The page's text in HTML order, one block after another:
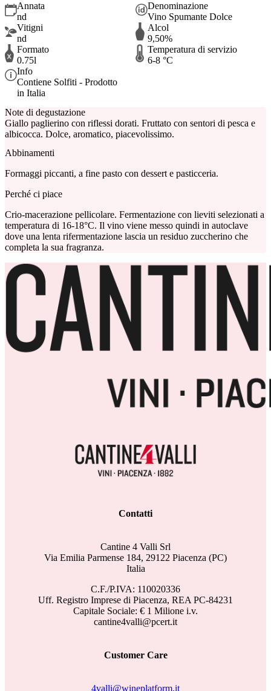
Annata
nd
Denominazione
Vino Spumante Dolce
Vitigni
nd
Alcol
9,50%
Formato
0.75l
Temperatura di servizio
6-8 °C
Info
Contiene Solfiti - Prodotto
in Italia
Note di degustazione
Giallo paglierino con riflessi dorati. Fruttato con sentori di pesca e
albicocca. Dolce, aromatico, piacevolissimo.
Abbinamenti
Formaggi piccanti, a fine pasto con dessert e pasticceria.
Perché ci piace
Crio-macerazione pellicolare. Fermentazione con lieviti selezionati a
temperatura di 16-18°C. Il vino viene messo quindi in autoclave
dove una lenta rifermentazione lascia un residuo zuccherino che
completa la sua fragranza.
Contatti
Cantine 4 Valli Srl
Via Emilia Parmense 184, 29122 Piacenza (PC)
Italia
C.F./P.IVA: 110020336
Uff. Registro Imprese di Piacenza, REA PC-84231
Capitale Sociale: € 1 Milione i.v.
cantine4valli@pcert.it
Customer Care
4valli@wineplatform.it